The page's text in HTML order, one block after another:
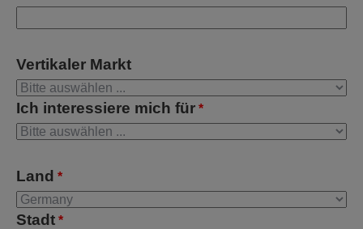
Vertikaler Markt
Ich interessiere mich für *
Land *
Stadt *